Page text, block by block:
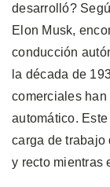
desarrolló?
Elon Musk,
conducción
la década de
comerciales
automático.
carga de
y recto mientras